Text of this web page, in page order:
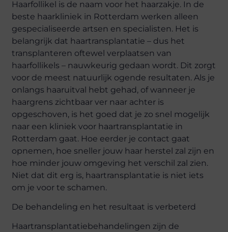
Haarfollikel is de naam voor het haarzakje. In de
beste haarkliniek in Rotterdam werken alleen
gespecialiseerde artsen en specialisten. Het is
belangrijk dat haartransplantatie – dus het
transplanteren oftewel verplaatsen van
haarfollikels – nauwkeurig gedaan wordt. Dit zorgt
voor de meest natuurlijk ogende resultaten. Als je
onlangs haaruitval hebt gehad, of wanneer je
haargrens zichtbaar ver naar achter is
opgeschoven, is het goed dat je zo snel mogelijk
naar een kliniek voor haartransplantatie in
Rotterdam gaat. Hoe eerder je contact gaat
opnemen, hoe sneller jouw haar herstel zal zijn en
hoe minder jouw omgeving het verschil zal zien.
Niet dat dit erg is, haartransplantatie is niet iets
om je voor te schamen.
De behandeling en het resultaat is verbeterd
Haartransplantatiebehandelingen zijn de